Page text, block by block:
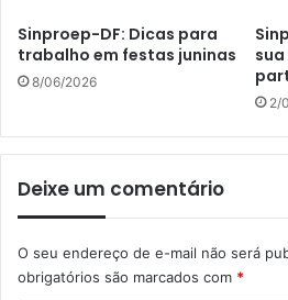
Sinproep-DF: Dicas para
trabalho em festas juninas
8/06/2026
2/
Deixe um comentário
O seu endereço de e-mail não será
obrigatórios são marcados com *